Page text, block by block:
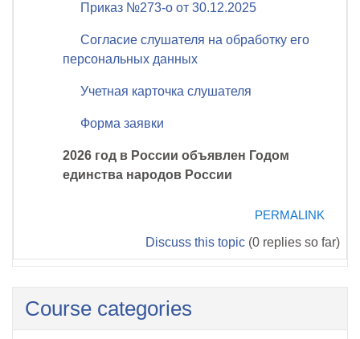
Приказ №273-o от 30.12.2025
Согласие слушателя на обработку его
персональных данных
Учетная карточка слушателя
Форма заявки
2026 год в России объявлен Годом
единства народов России
PERMALINK
Discuss this topic (0 replies so far)
Course categories